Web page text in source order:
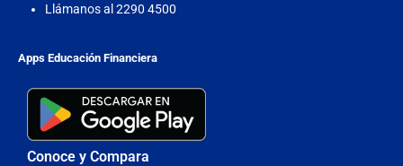
Llámanos al 2290 4500
Apps Educación Financiera
Conoce y Compara